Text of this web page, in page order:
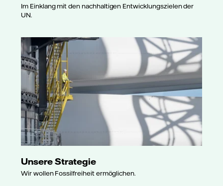
Im Einklang mit den nachhaltigen Entwicklungszielen der
UN.
Unsere Strategie
Wir wollen Fossilfreiheit ermöglichen.